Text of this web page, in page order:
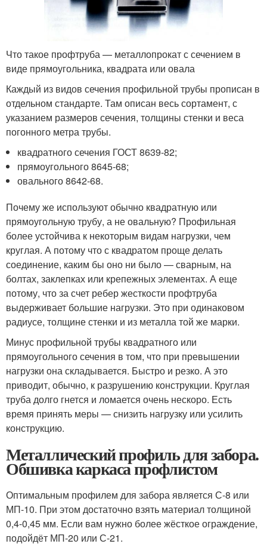
Что такое профтруба — металлопрокат с сечением в
виде прямоугольника, квадрата или овала
Каждый из видов сечения профильной трубы прописан в
отдельном стандарте. Там описан весь сортамент, с
указанием размеров сечения, толщины стенки и веса
погонного метра трубы.
квадратного сечения ГОСТ 8639-82;
прямоугольного 8645-68;
овального 8642-68.
Почему же используют обычно квадратную или
прямоугольную трубу, а не овальную? Профильная
более устойчива к некоторым видам нагрузки, чем
круглая. А потому что с квадратом проще делать
соединение, каким бы оно ни было — сварным, на
болтах, заклепках или крепежных элементах. А еще
потому, что за счет ребер жесткости профтруба
выдерживает большие нагрузки. Это при одинаковом
радиусе, толщине стенки и из металла той же марки.
Минус профильной трубы квадратного или
прямоугольного сечения в том, что при превышении
нагрузки она складывается. Быстро и резко. А это
приводит, обычно, к разрушению конструкции. Круглая
труба долго гнется и ломается очень нескоро. Есть
время принять меры — снизить нагрузку или усилить
конструкцию.
Металлический профиль для забора.
Обшивка каркаса профлистом
Оптимальным профилем для забора является С-8 или
МП-10. При этом достаточно взять материал толщиной
0,4-0,45 мм. Если вам нужно более жёсткое ограждение,
подойдёт МП-20 или С-21.